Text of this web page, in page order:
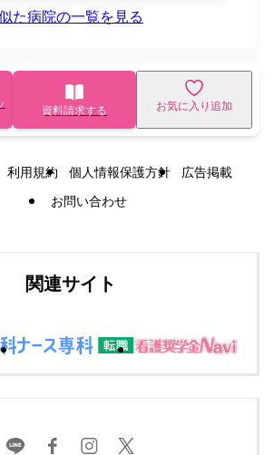
た病院の一覧を見る
資料請求する お気に入り追加
利用規約 個人情報保護方針
広告掲載
お問い合わせ
関連サイト